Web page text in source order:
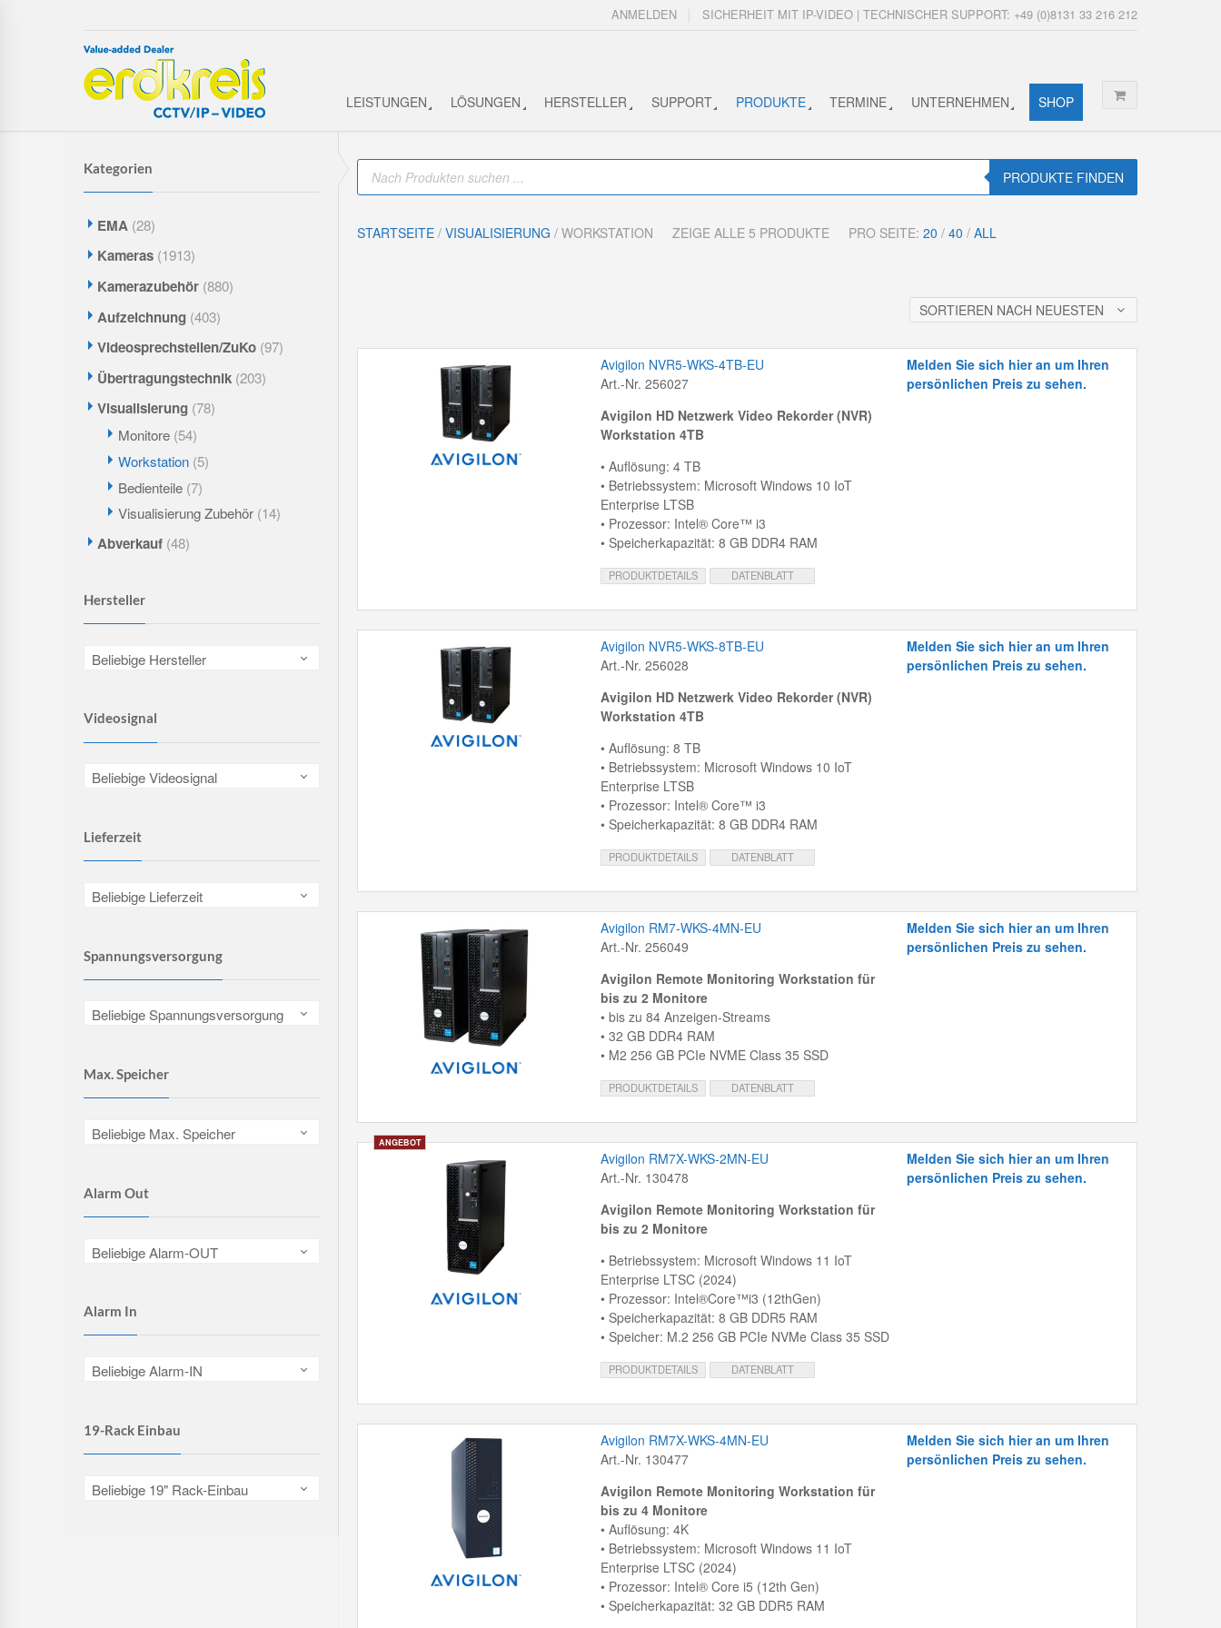
SICHERHEIT MIT IP-VIDEO | TECHNISCHER SUPPORT: +49 (0)8131 33 216 212
ANMELDEN
LEISTUNGEN LÖSUNGEN HERSTELLER SUPPORT PRODUKTE TERMINE UNTERNEHMEN SHOP
Kategorien
EMA (28)
Kameras (1913)
Kamerazubehör (880)
Aufzeichnung (403)
Videosprechstellen/ZuKo (97)
Übertragungstechnik (203)
Visualisierung (78)
Monitore (54)
Workstation (5)
Bedienteile (7)
Visualisierung Zubehör (14)
Abverkauf (48)
Hersteller
Beliebige Hersteller
Videosignal
Beliebige Videosignal
Lieferzeit
Beliebige Lieferzeit
Spannungsversorgung
Beliebige Spannungsversorgung
Max. Speicher
Beliebige Max. Speicher
Alarm Out
Beliebige Alarm-OUT
Alarm In
Beliebige Alarm-IN
19-Rack Einbau
Beliebige 19" Rack-Einbau
P
o
c
t
PRODUKTE FINDEN
STARTSEITE / VISUALISIERUNG / WORKSTATION ZEIGE ALLE 5 PRODUKTE PRO SEITE: 20 / 40 / ALL
SORTIEREN NACH NEUESTEN
Avigilon NVR5-WKS-4TB-EU
Art.-Nr. 256027
Avigilon HD Netzwerk Video Rekorder (NVR)
Workstation 4TB
• Auflösung: 4 TB
• Betriebssystem: Microsoft Windows 10 IoT
Enterprise LTSB
• Prozessor: Intel® Core™ i3
• Speicherkapazität: 8 GB DDR4 RAM
PRODUKTDETAILS DATENBLATT
Melden Sie sich hier an um Ihren
persönlichen Preis zu sehen.
Avigilon NVR5-WKS-8TB-EU
Art.-Nr. 256028
Avigilon HD Netzwerk Video Rekorder (NVR)
Workstation 4TB
• Auflösung: 8 TB
• Betriebssystem: Microsoft Windows 10 IoT
Enterprise LTSB
• Prozessor: Intel® Core™ i3
• Speicherkapazität: 8 GB DDR4 RAM
PRODUKTDETAILS DATENBLATT
Melden Sie sich hier an um Ihren
persönlichen Preis zu sehen.
Avigilon RM7-WKS-4MN-EU
Art.-Nr. 256049
Avigilon Remote Monitoring Workstation für
bis zu 2 Monitore
• bis zu 84 Anzeigen-Streams
• 32 GB DDR4 RAM
• M2 256 GB PCIe NVME Class 35 SSD
PRODUKTDETAILS DATENBLATT
Melden Sie sich hier an um Ihren
persönlichen Preis zu sehen.
Avigilon RM7X-WKS-2MN-EU
Art.-Nr. 130478
Avigilon Remote Monitoring Workstation für
bis zu 2 Monitore
• Betriebssystem: Microsoft Windows 11 IoT
Enterprise LTSC (2024)
• Prozessor: Intel®Core™i3 (12thGen)
• Speicherkapazität: 8 GB DDR5 RAM
• Speicher: M.2 256 GB PCIe NVMe Class 35 SSD
PRODUKTDETAILS DATENBLATT
Melden Sie sich hier an um Ihren
persönlichen Preis zu sehen.
Avigilon RM7X-WKS-4MN-EU
Art.-Nr. 130477
Avigilon Remote Monitoring Workstation für
bis zu 4 Monitore
• Auflösung: 4K
• Betriebssystem: Microsoft Windows 11 IoT
Enterprise LTSC (2024)
• Prozessor: Intel® Core i5 (12th Gen)
• Speicherkapazität: 32 GB DDR5 RAM
Melden Sie sich hier an um Ihren
persönlichen Preis zu sehen.